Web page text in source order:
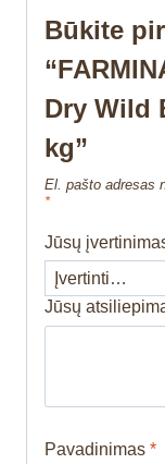
Būkite
Dry Wild
kg”
El. pašto adresas
*
Jūsų
Jūsų
Pavadinimas *